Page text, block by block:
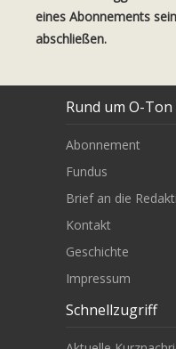
eines Abonnements
abschließen.
Rund um O-Ton
Abonnement
Fundus
Brief an die
Kontakt
Geschichte
Impressum
Schnellzugriff